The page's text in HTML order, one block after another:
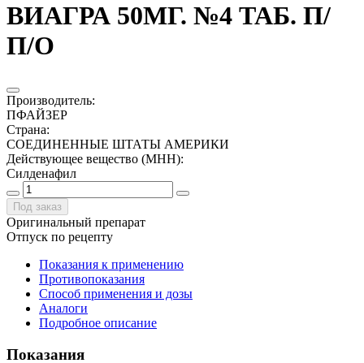
ВИАГРА 50МГ. №4 ТАБ. П/
П/О
Производитель:
ПФАЙЗЕР
Страна:
СОЕДИНЕННЫЕ ШТАТЫ АМЕРИКИ
Действующее вещество (МНН):
Силденафил
Под заказ
Оригинальный препарат
Отпуск по рецепту
Показания к применению
Противопоказания
Способ применения и дозы
Аналоги
Подробное описание
Показания